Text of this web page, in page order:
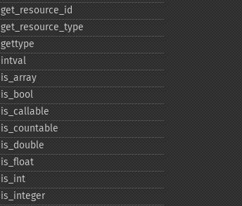
get_​resource_​id
get_​resource_​type
gettype
intval
is_​array
is_​bool
is_​callable
is_​countable
is_​double
is_​float
is_​int
is_​integer